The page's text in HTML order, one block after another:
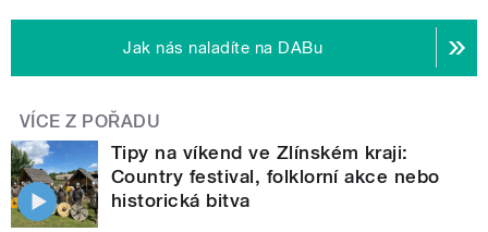
Jak nás naladíte na DABu
VÍCE Z POŘADU
Tipy na víkend ve Zlínském kraji:
Country festival, folklorní akce nebo
historická bitva